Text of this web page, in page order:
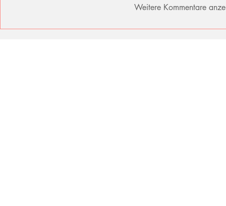
Weitere Kommentare